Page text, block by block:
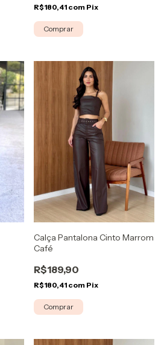
R$180,41 com Pix
Comprar
Calça Pantalona Cinto Marrom
Café
R$189,90
R$180,41 com Pix
Comprar